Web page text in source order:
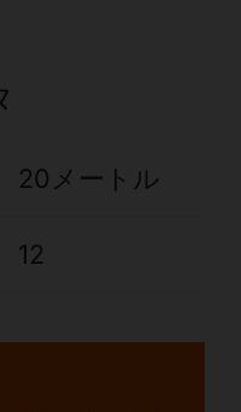
20メートル
12